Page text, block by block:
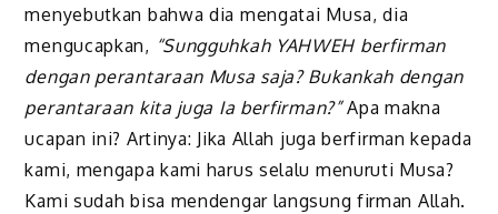
menyebutkan bahwa dia mengatai Musa, dia
mengucapkan, “Sungguhkah YAHWEH berfirman
dengan perantaraan Musa saja? Bukankah dengan
perantaraan kita juga Ia berfirman?”Apa makna
ucapan ini? Artinya: Jika Allah juga berfirman kepada
kami, mengapa kami harus selalu menuruti Musa?
Kami sudah bisa mendengar langsung firman Allah.